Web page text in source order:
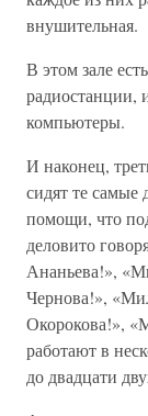
внушительная.
В этом зале
радиостанции,
компьютеры.
И наконец,
сидят те самые
помощи, что
деловито
Ананьева!»,
Чернова!»,
Окорокова!»,
работают в
до двадцати